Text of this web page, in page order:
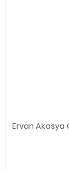
Ervan Akasya